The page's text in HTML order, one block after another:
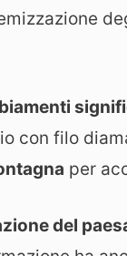
con filo
per
del